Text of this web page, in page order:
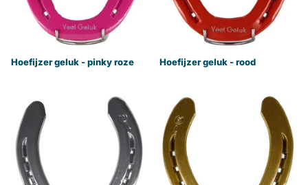
Hoefijzer geluk - pinky roze Hoefijzer geluk - rood